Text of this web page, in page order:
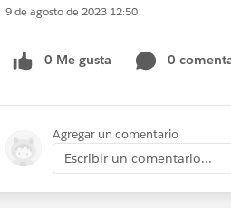
9 de agosto de 2023 12:50
0 Me gusta 0
Agregar un comentario
Escribir un comentario...